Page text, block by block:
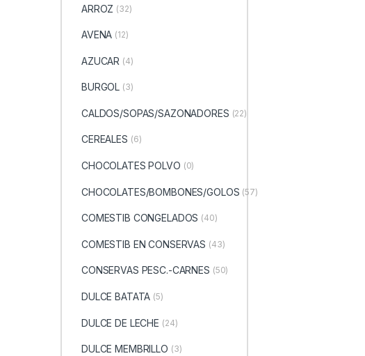
ARROZ (32)
AVENA (12)
AZUCAR (4)
BURGOL (3)
CALDOS/SOPAS/SAZONADORES (22)
CEREALES (6)
CHOCOLATES POLVO (0)
CHOCOLATES/BOMBONES/GOLOS (57)
COMESTIB CONGELADOS (40)
COMESTIB EN CONSERVAS (43)
CONSERVAS PESC.-CARNES (50)
DULCE BATATA (5)
DULCE DE LECHE (24)
DULCE MEMBRILLO (3)